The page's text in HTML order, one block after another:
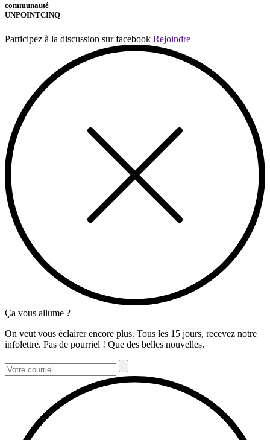
communauté
UNPOINTCINQ
Participez à la discussion sur facebook Rejoindre
Ça vous allume ?
On veut vous éclairer encore plus. Tous les 15 jours, recevez notre
infolettre. Pas de pourriel ! Que des belles nouvelles.